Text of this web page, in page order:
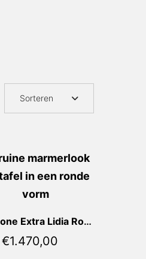
Sorteren
Marrone Extra Lidia Rond
€1.470,00